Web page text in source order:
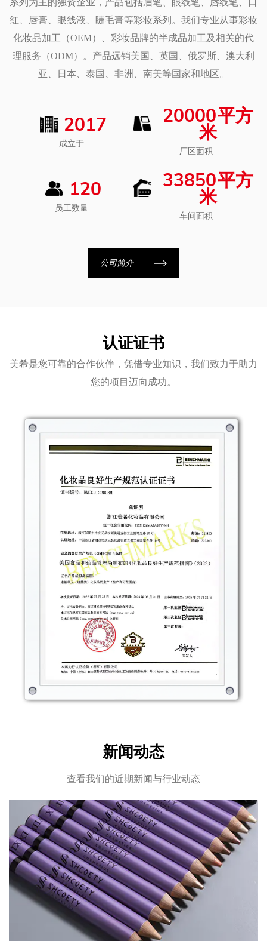
胆而夸张的妆容。这款笔的配方易于控制且精准。
如何保养：
为了保持眼线笔尖锋利、准确，请务必使用专为木制眼线笔
设计的卷笔刀。这可以确保铅笔保持良好状态并防止木材分
裂。保持磨刀器清洁，以获得良好的性能和平滑、均匀的应
系列为主的独资企业，产品包括眉笔、眼线笔、唇线笔、口
红、唇膏、眼线液、睫毛膏等彩妆系列。我们专业从事彩妆
化妆品加工（OEM）、彩妆品牌的半成品加工及相关的代
理服务（ODM）。产品远销美国、英国、俄罗斯、澳大利
亚、日本、泰国、非洲、南美等国家和地区。
2017
成立于
20000平方
米
厂区面积
120
员工数量
33850平方
米
车间面积
公司简介
认证证书
美希是您可靠的合作伙伴，凭借专业知识，我们致力于助力
您的项目迈向成功。
新闻动态
查看我们的近期新闻与行业动态